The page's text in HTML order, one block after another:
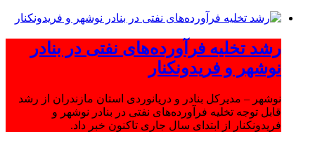
رشد تخلیه فرآورده‌های نفتی در بنادر
نوشهر و فریدونکنار
نوشهر – مدیرکل بنادر و دریانوردی استان مازندران از رشد
قابل توجه تخلیه فرآورده‌های نفتی در بنادر نوشهر و
فریدونکنار از ابتدای سال جاری تاکنون خبر داد.